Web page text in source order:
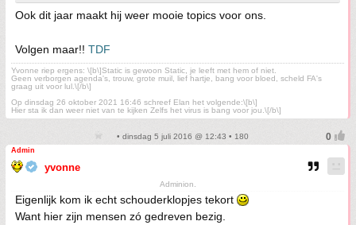
Ook dit jaar maakt hij weer mooie topics voor ons.
Volgen maar!! TDF
Yvonne riep ergens: \[b\]Static is gewoon Static, je leeft met hem of niet.
Geen verborgen agenda's, trouw, grote muil, lief hartje, bang voor bloed, scheld FA's
graag uit voor lul.\[/b\]
Op dinsdag 26 oktober 2021 16:46 schreef Elan het volgende:\[b\]
Hier sta ik dan weer niet van te kijken Zelfs het virus is bang voor jou.\[/b\]
• dinsdag 5 juli 2016 @ 12:43 • 180
Admin
yvonne
Adminion.
Eigenlijk kom ik echt schouderklopjes tekort
Want hier zijn mensen zó gedreven bezig.